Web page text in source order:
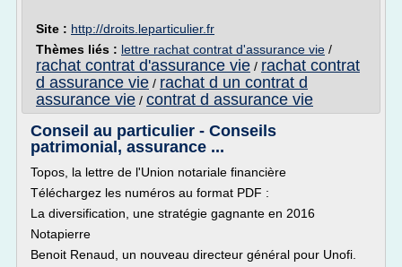
Site : http://droits.leparticulier.fr
Thèmes liés : lettre rachat contrat d'assurance vie /
rachat contrat d'assurance vie / rachat contrat
d assurance vie / rachat d un contrat d
assurance vie / contrat d assurance vie
Conseil au particulier - Conseils
patrimonial, assurance ...
Topos, la lettre de l'Union notariale financière
Téléchargez les numéros au format PDF :
La diversification, une stratégie gagnante en 2016
Notapierre
Benoit Renaud, un nouveau directeur général pour Unofi.